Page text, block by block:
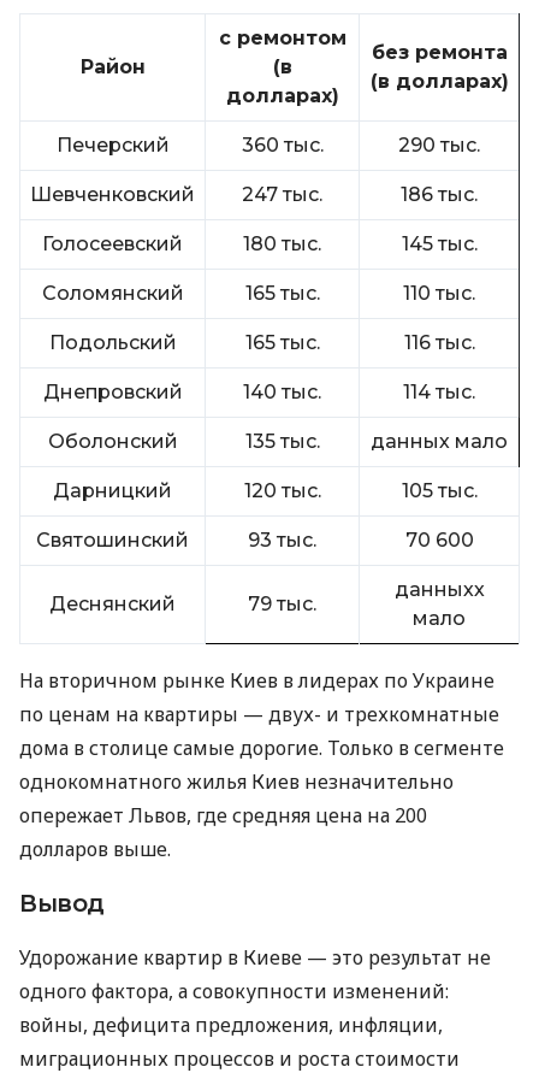
Район
с ремонтом
(в
долларах)
без ремонта
(в долларах)
Печерский 360 тыс. 290 тыс.
Шевченковский 247 тыс. 186 тыс.
Голосеевский 180 тыс. 145 тыс.
Соломянский 165 тыс. 110 тыс.
Подольский 165 тыс. 116 тыс.
Днепровский 140 тыс. 114 тыс.
Оболонский 135 тыс. данных мало
Дарницкий 120 тыс. 105 тыс.
Святошинский 93 тыс. 70 600
Деснянский 79 тыс.
данныхх
мало
На вторичном рынке Киев в лидерах по Украине
по ценам на квартиры — двух- и трехкомнатные
дома в столице самые дорогие. Только в сегменте
однокомнатного жилья Киев незначительно
опережает Львов, где средняя цена на 200
долларов выше.
Вывод
Удорожание квартир в Киеве — это результат не
одного фактора, а совокупности изменений:
войны, дефицита предложения, инфляции,
миграционных процессов и роста стоимости